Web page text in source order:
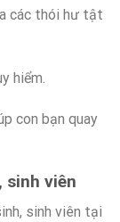
các thói hư tật
hiểm.
con bạn quay
sinh viên
sinh viên tại